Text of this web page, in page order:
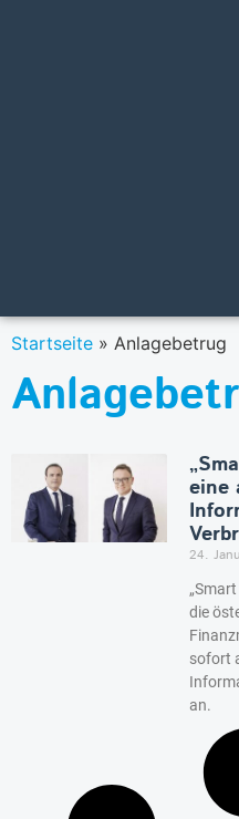
Startseite » Anlagebetrug
eine
24.
die
sofort
an.